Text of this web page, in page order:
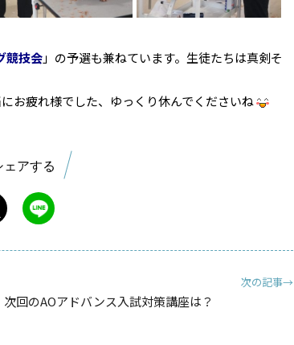
競技会」の予選も兼ねています。生徒たちは真剣そ
お疲れ様でした、ゆっくり休んでくださいね
ェアする
次の記事→
次回のAOアドバンス入試対策講座は？